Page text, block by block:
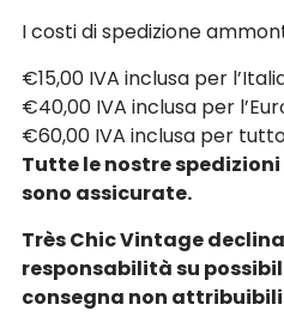
I costi di spedizione
€15,00 IVA inclusa per
€40,00 IVA inclusa per
€60,00 IVA inclusa per
Tutte le nostre
sono assicurate.
Très Chic Vintage
responsabilità su
consegna non